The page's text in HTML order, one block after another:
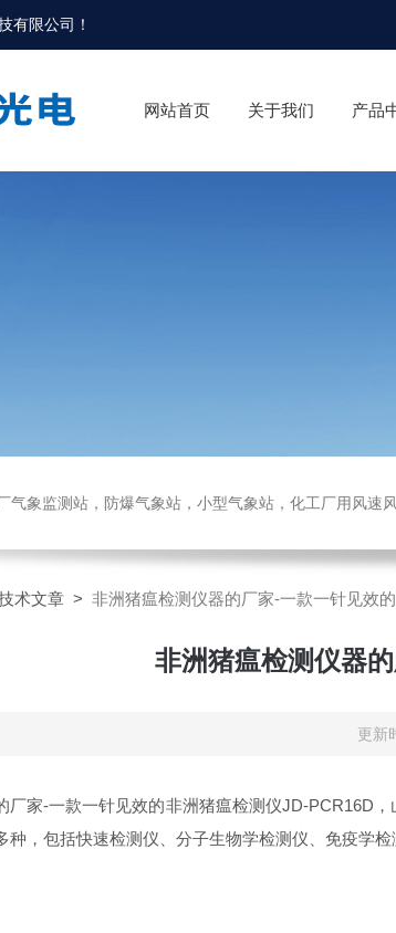
有限公司 ！
网站首页 关于我们 产品
气象监测站，防爆气象站，小型气象站，化工厂用风速风向仪
术文章 > 非洲猪瘟检测仪器的厂家-一款一针见效
非洲猪瘟检测仪器
更新
厂家-一款一针见效的非洲猪瘟检测仪JD-PCR16D
种，包括快速检测仪、分子生物学检测仪、免疫学检